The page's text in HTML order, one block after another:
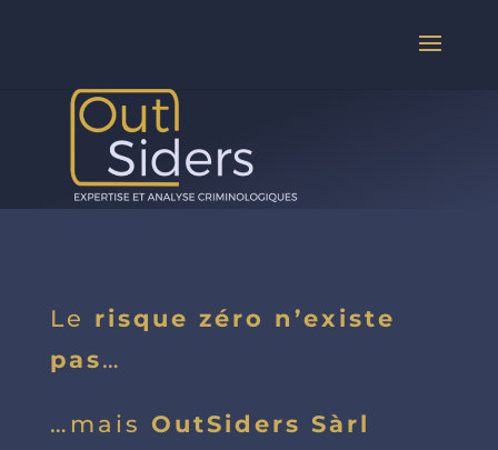
Le risque zéro n’existe
pas…
…mais OutSiders Sàrl